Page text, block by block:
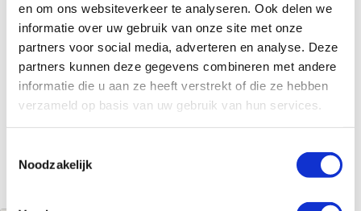
en om ons websiteverkeer te analyseren. Ook delen we
informatie over uw gebruik van onze site met onze
partners voor social media, adverteren en analyse. Deze
partners kunnen deze gegevens combineren met andere
informatie die u aan ze heeft verstrekt of die ze hebben
verzameld op basis van uw gebruik van hun services.
Noodzakelijk